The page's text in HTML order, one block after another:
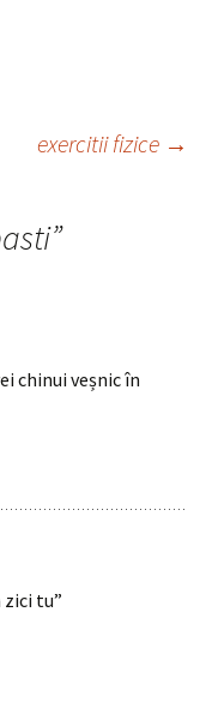
exercitii fizice →
”
chinui veșnic în
zici tu”